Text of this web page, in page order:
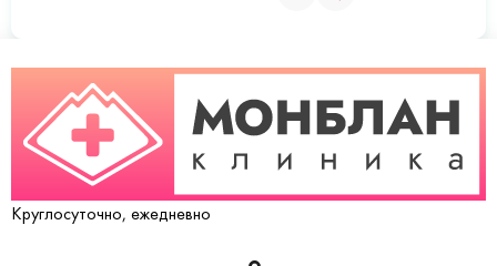
Круглосуточно, ежедневно